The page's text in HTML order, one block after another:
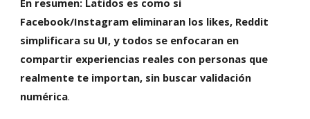
En resumen: Latidos es como si
Facebook/Instagram eliminaran los likes, Reddit
simplificara su UI, y todos se enfocaran en
compartir experiencias reales con personas que
realmente te importan, sin buscar validación
numérica.